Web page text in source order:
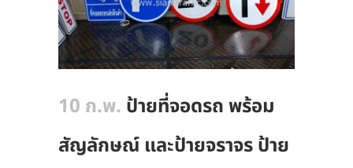
10 ก.พ. ป้ายที่จอดรถ พร้อม
สัญลักษณ์ และป้ายจราจร ป้าย